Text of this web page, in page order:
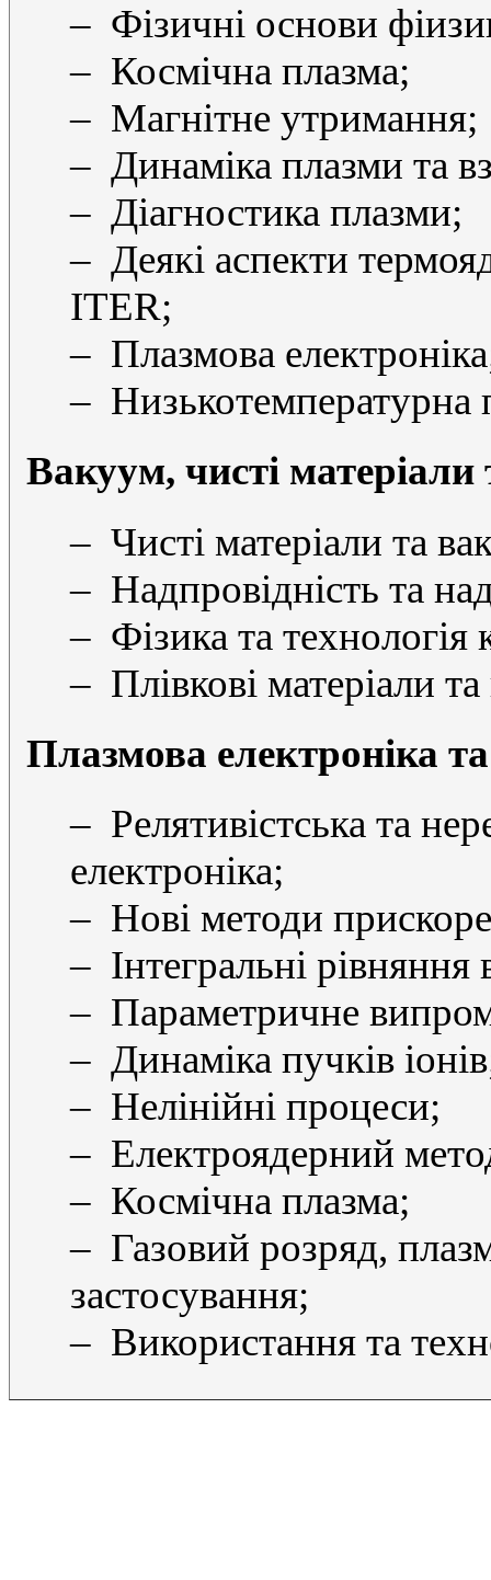
– Фізичні основи
– Космічна плазма;
– Магнітне утримання;
– Динаміка плазми та
– Діагностика плазми;
– Деякі аспекти
ІТЕR;
– Плазмова
– Низькотемпературна
Вакуум, чисті
– Чисті матеріали та
– Надпровідність та
– Фізика та технологія
– Плівкові матеріали
Плазмова електроніка
– Релятивістська та
електроніка;
– Нові методи
– Інтегральні
– Параметричне
– Динаміка пучків
– Нелінійні процеси;
– Електроядерний
– Космічна плазма;
– Газовий розряд,
застосування;
– Використання та